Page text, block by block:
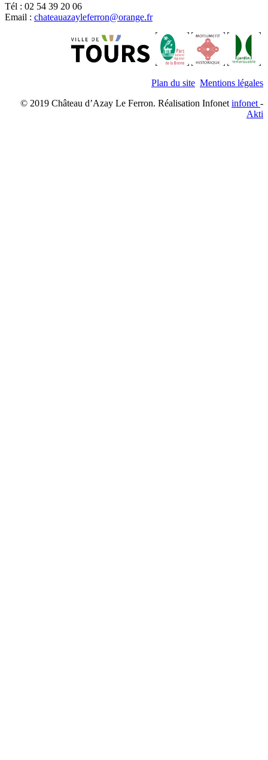
Tél : 02 54 39 20 06
Email : chateauazayleferron@orange.fr
Plan du site Mentions légales
© 2019 Château d’Azay Le Ferron. Réalisation Infonet infonet -
Akti